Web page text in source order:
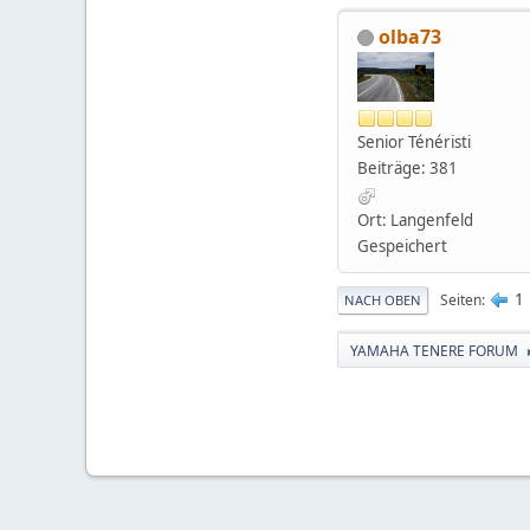
olba73
Senior Ténéristi
Beiträge: 381
Ort: Langenfeld
Gespeichert
NACH OBEN Seiten 1
YAMAHA TENERE FORUM